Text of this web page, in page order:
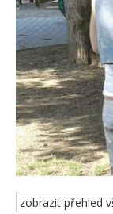
zobrazit přehled